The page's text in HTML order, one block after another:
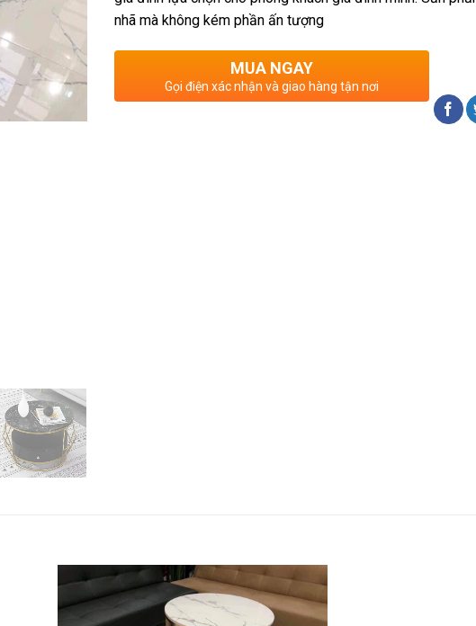
nhã mà không kém phần ấn tượng
MUA NGAY
Gọi điện xác nhận và giao hàng tận nơi